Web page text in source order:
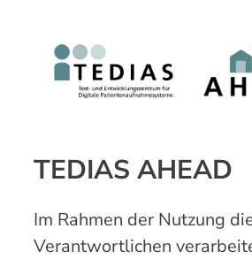
springen
TEDIAS AHEAD
Im Rahmen der Nutzung
Verantwortlichen